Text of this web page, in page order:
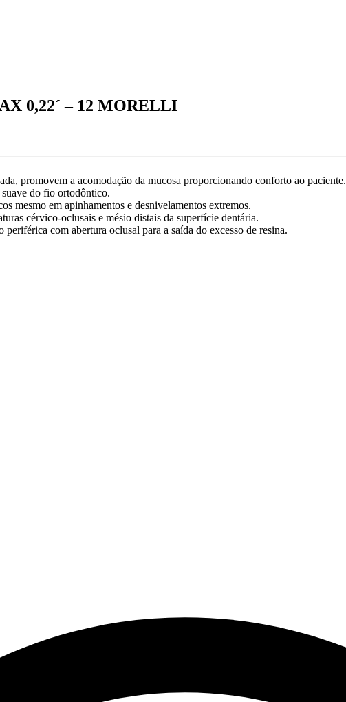
0,22´ – 12 MORELLI
promovem a acomodação da mucosa proporcionando conforto ao paciente.
do fio ortodôntico.
mesmo em apinhamentos e desnivelamentos extremos.
cérvico-oclusais e mésio distais da superfície dentária.
com abertura oclusal para a saída do excesso de resina.